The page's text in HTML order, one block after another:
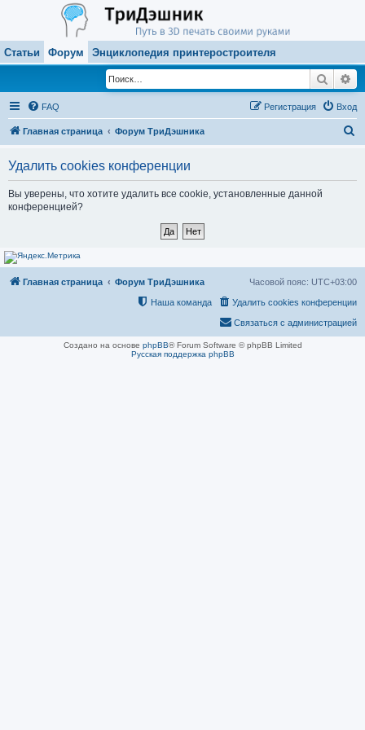
Статьи Форум Энциклопедия принтеростроителя
Поиск
FAQ Вход
Регистрация
Главная страница Форум ТриДэшника
Удалить cookies конференции
Вы уверены, что хотите удалить все cookie, установленные данной
конференцией?
Главная страница Форум ТриДэшника Часовой пояс: UTC+03:00
Удалить cookies конференции
Наша команда
Связаться с администрацией
Создано на основе phpBB® Forum Software © phpBB Limited
Русская поддержка phpBB